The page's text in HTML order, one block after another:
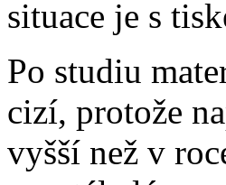
situace je s
Po studiu
cizí, protože
vyšší než v